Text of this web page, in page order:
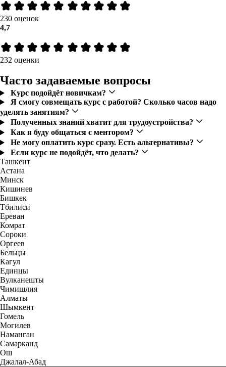
230 оценок
4,7
232 оценки
Часто задаваемые вопросы
Курс подойдёт новичкам?
Я смогу совмещать курс с работой? Сколько часов надо
уделять занятиям?
Полученных знаний хватит для трудоустройства?
Как я буду общаться с ментором?
Не могу оплатить курс сразу. Есть альтернативы?
Если курс не подойдёт, что делать?
Ташкент
Астана
Минск
Кишинев
Бишкек
Тбилиси
Ереван
Комрат
Сороки
Оргеев
Бельцы
Кагул
Единцы
Вулканешты
Чимишлия
Алматы
Шымкент
Гомель
Могилев
Наманган
Самарканд
Ош
Джалал-Абад